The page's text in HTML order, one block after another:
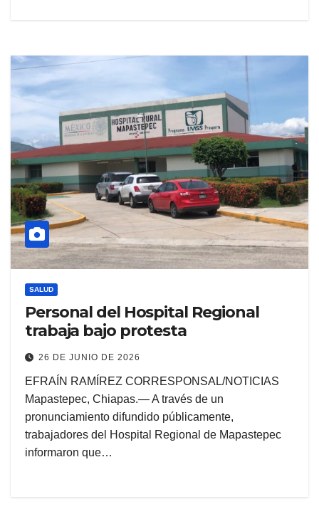
SALUD
Personal del Hospital Regional
trabaja bajo protesta
26 DE JUNIO DE 2026
EFRAÍN RAMÍREZ CORRESPONSAL/NOTICIAS
Mapastepec, Chiapas.— A través de un
pronunciamiento difundido públicamente,
trabajadores del Hospital Regional de Mapastepec
informaron que…